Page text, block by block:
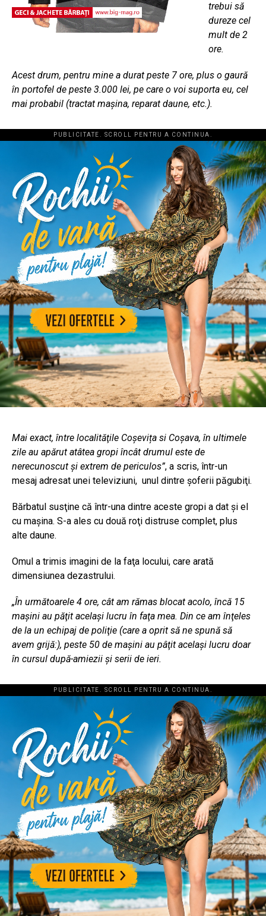
trebui să
dureze cel
mult de 2
ore.
Acest drum, pentru mine a durat peste 7 ore, plus o gaură
în portofel de peste 3.000 lei, pe care o voi suporta eu, cel
mai probabil (tractat maşina, reparat daune, etc.).
PUBLICITATE. SCROLL PENTRU A CONTINUA.
Mai exact, între localităţile Coșevița si Coşava, în ultimele
zile au apărut atâtea gropi încât drumul este de
nerecunoscut şi extrem de periculos”, a scris, într-un
mesaj adresat unei televiziuni, unul dintre şoferii păgubiţi.
Bărbatul susţine că într-una dintre aceste gropi a dat şi el
cu maşina. S-a ales cu două roţi distruse complet, plus
alte daune.
Omul a trimis imagini de la faţa locului, care arată
dimensiunea dezastrului.
„În următoarele 4 ore, cât am rămas blocat acolo, încă 15
maşini au păţit acelaşi lucru în faţa mea. Din ce am înţeles
de la un echipaj de poliţie (care a oprit să ne spună să
avem grijă:), peste 50 de maşini au pâţit acelaşi lucru doar
în cursul după-amiezii şi serii de ieri.
PUBLICITATE. SCROLL PENTRU A CONTINUA.